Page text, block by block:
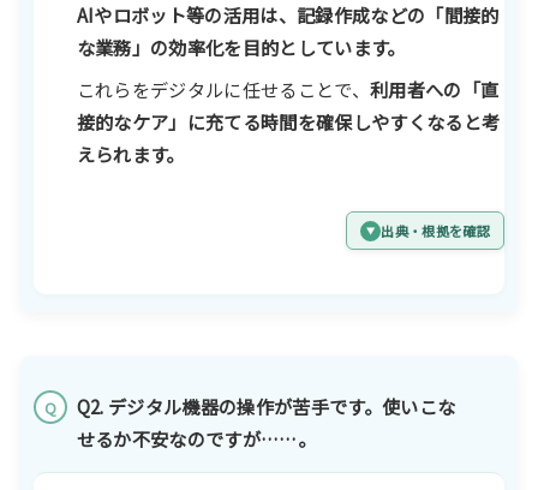
AIやロボット等の活用は、記録作成などの「間接的
な業務」の効率化を目的としています。
これらをデジタルに任せることで、 利用者への「直
接的なケア」に充てる時間を確保しやすくなると考
えられます。
出典・根拠を確認
Q
Q2. デジタル機器の操作が苦手です。使いこな
せるか不安なのですが……。